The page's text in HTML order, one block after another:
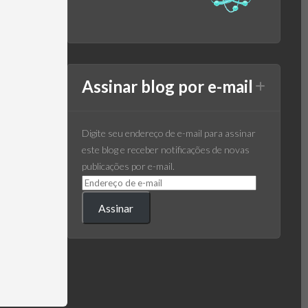
Assinar blog por e-mail
Digite seu endereço de e-mail para assinar
este blog e receber notificações de novas
publicações por e-mail.
Assinar